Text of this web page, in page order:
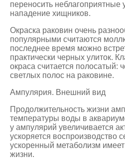
переносить неблагоприятные
нападение хищников.
Окраска раковин очень
популярными считаются
последнее время можно
практически черных улиток.
окраса считается полосатый:
светлых полос на раковине.
Ампулярия. Внешний вид
Продолжительность жизни
температуры воды в
у ампулярий увеличивается
ускоряется воспроизводство
ускоренный метаболизм
жизни.